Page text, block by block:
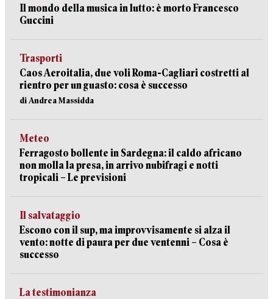
Il mondo della musica in lutto: è morto Francesco
Guccini
Trasporti
Caos Aeroitalia, due voli Roma-Cagliari costretti al
rientro per un guasto: cosa è successo
di Andrea Massidda
Meteo
Ferragosto bollente in Sardegna: il caldo africano
non molla la presa, in arrivo nubifragi e notti
tropicali – Le previsioni
Il salvataggio
Escono con il sup, ma improvvisamente si alza il
vento: notte di paura per due ventenni – Cosa è
successo
La testimonianza